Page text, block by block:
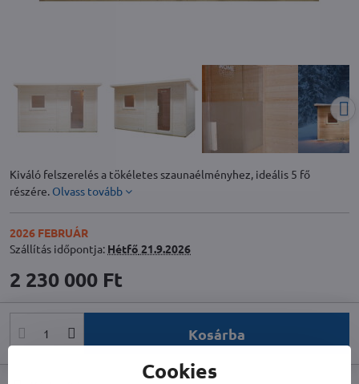
Kiváló felszerelés a tökéletes szaunaélményhez, ideális 5 fő
részére. Olvass tovább
2026 FEBRUÁR
Szállítás időpontja: Hétfő 21.9.2026
2 230 000 Ft
Kosárba
Cookies